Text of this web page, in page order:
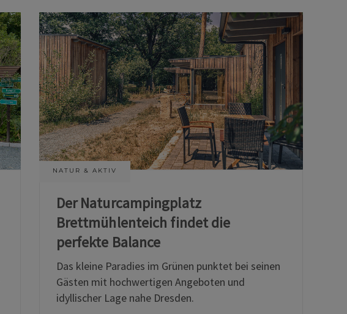
NATUR & AKTIV
Der Naturcampingplatz
Brettmühlenteich findet die
perfekte Balance
Das kleine Paradies im Grünen punktet bei seinen
Gästen mit hochwertigen Angeboten und
idyllischer Lage nahe Dresden.